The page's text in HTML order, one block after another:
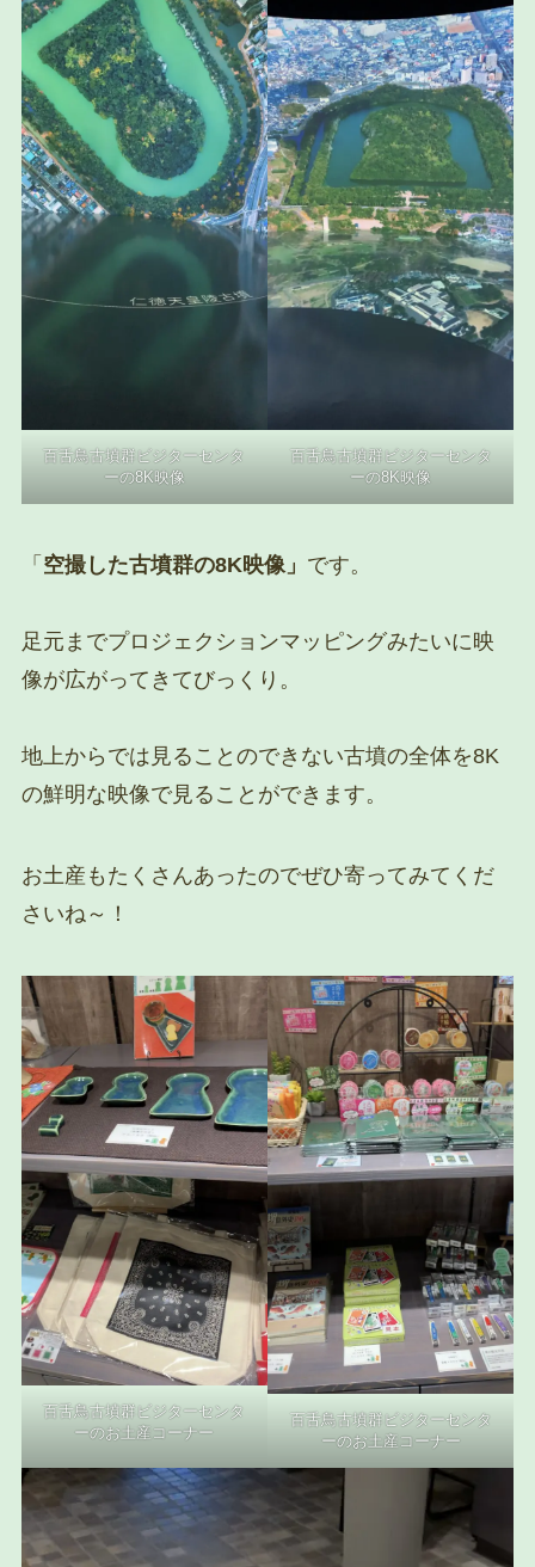
百舌鳥古墳群ビジターセンタ
ーの8K映像
百舌鳥古墳群ビジターセンタ
ーの8K映像
「 空撮した古墳群の8K映像」 です。
足元までプロジェクションマッピングみたいに映
像が広がってきてびっくり。
地上からでは見ることのできない古墳の全体を8K
の鮮明な映像で見ることができます。
お土産もたくさんあったのでぜひ寄ってみてくだ
さいね～！
百舌鳥古墳群ビジターセンタ
ーのお土産コーナー
百舌鳥古墳群ビジターセンタ
ーのお土産コーナー